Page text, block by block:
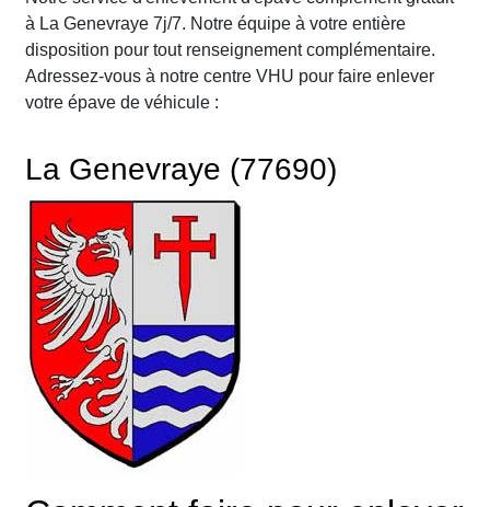
à La Genevraye 7j/7. Notre équipe à votre entière
disposition pour tout renseignement complémentaire.
Adressez-vous à notre centre VHU pour faire enlever
votre épave de véhicule :
La Genevraye (77690)